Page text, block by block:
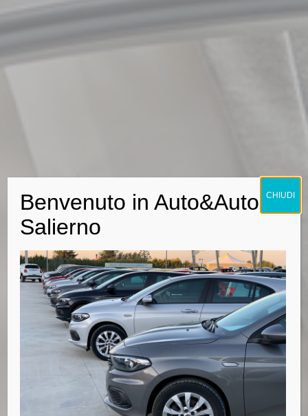
Benvenuto in Auto&Auto
Salierno
CHIUDI